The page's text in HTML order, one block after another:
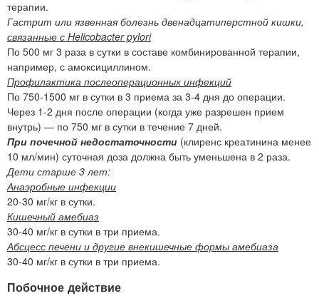
терапии.
Гастрит или язвенная болезнь двенадцатиперстной кишки,
связанные с Helicobacter pylori
По 500 мг 3 раза в сутки в составе комбинированной терапии,
например, с амоксициллином.
Профилактика послеоперационных инфекций
По 750-1500 мг в сутки в 3 приема за 3-4 дня до операции.
Через 1-2 дня после операции (когда уже разрешен прием
внутрь) — по 750 мг в сутки в течение 7 дней.
При почечной недостаточности (клиренс креатинина менее
10 мл/мин) суточная доза должна быть уменьшена в 2 раза.
Дети старше 3 лет:
Анаэробные инфекции
20-30 мг/кг в сутки.
Кишечный амебиаз
30-40 мг/кг в сутки в три приема.
Абсцесс печени и другие внекишечные формы амебиаза
30-40 мг/кг в сутки в три приема.
Побочное действие